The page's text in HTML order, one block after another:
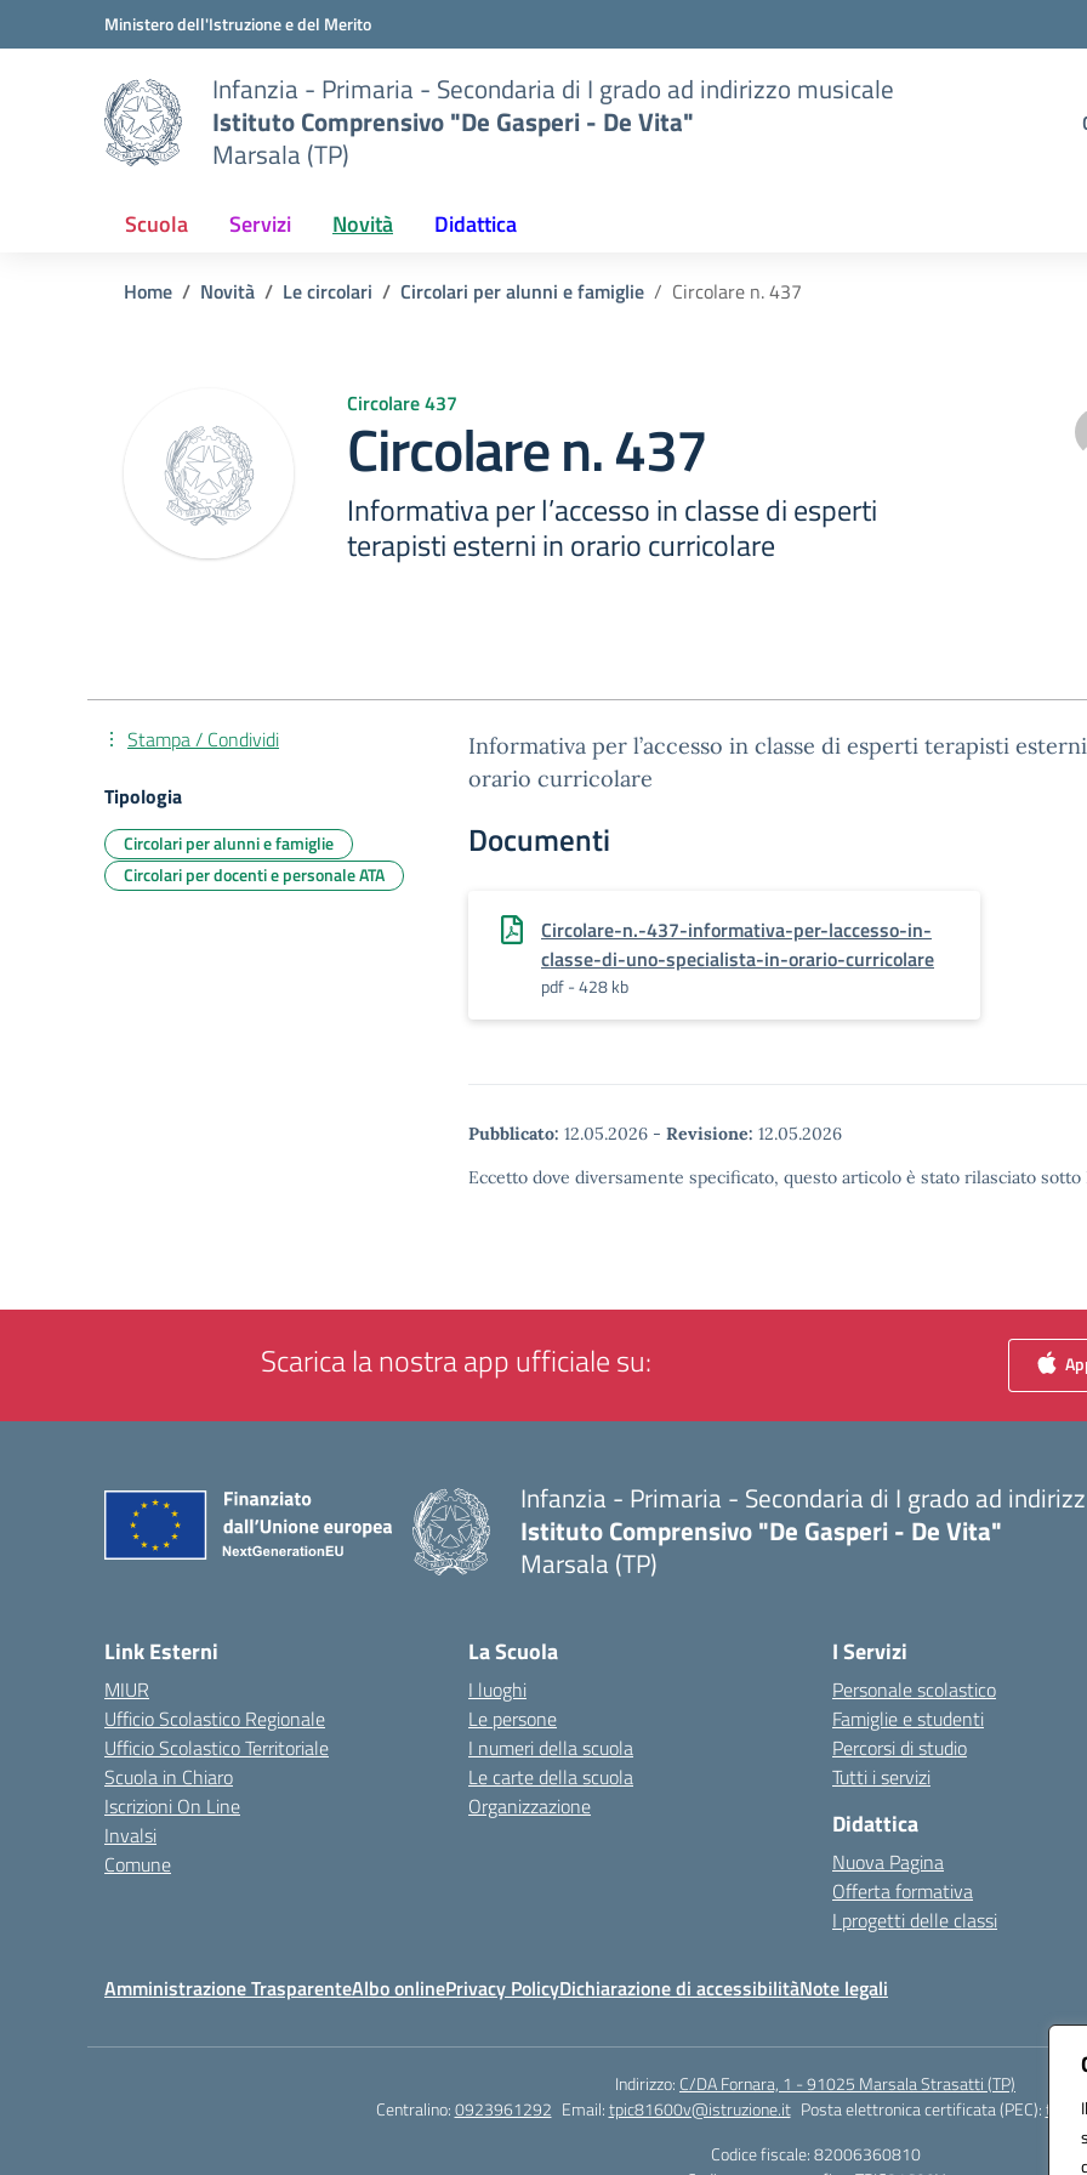
Vai ai contenuti
Vai al menu di navigazioneMinistero dell'Istruzione e del Merito
Infanzia - Primaria - Secondaria di I grado ad indirizzo musicale
Istituto Comprensivo "De Gasperi - De Vita"
Marsala (TP)
Scuola Servizi Novità Didattica
Home Novità Le circolari Circolari per alunni e famiglie Circolare n. 437
Circolare 437
Circolare n. 437
Informativa per l’accesso in classe di esperti
terapisti esterni in orario curricolare
Informativa per l’accesso in classe di esperti terapisti
orario curricolare
Documenti
Circolare-n.-437-informativa-per-laccesso-in-
classe-di-uno-specialista-in-orario-curricolare
pdf - 428 kb
Pubblicato: 12.05.2026 - Revisione: 12.05.2026
Eccetto dove diversamente specificato, questo articolo è stato rilasciato
Stampa / Condividi
Tipologia
Circolari per alunni e famiglie
Circolari per docenti e personale ATA
Scarica la nostra app ufficiale su:
Infanzia - Primaria - Secondaria di I grado ad
Istituto Comprensivo "De Gasperi - De Vita"
Marsala (TP)
Link Esterni
MIUR
Ufficio Scolastico Regionale
Ufficio Scolastico Territoriale
Scuola in Chiaro
Iscrizioni On Line
Invalsi
Comune
La Scuola
I luoghi
Le persone
I numeri della scuola
Le carte della scuola
Organizzazione
I Servizi
Personale scolastico
Famiglie e studenti
Percorsi di studio
Tutti i servizi
Didattica
Nuova Pagina
Offerta formativa
I progetti delle classi
Amministrazione TrasparenteAlbo onlinePrivacy PolicyDichiarazione di accessibilitàNote legali
Indirizzo: C/DA Fornara, 1 - 91025 Marsala Strasatti (TP)
Centralino:0923961292 Email:tpic81600v@istruzione.it Posta elettronica certificata (PEC):
Codice fiscale: 82006360810